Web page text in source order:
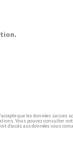
que les données saisies
Vous pouvez consulter
d’accès aux données vous